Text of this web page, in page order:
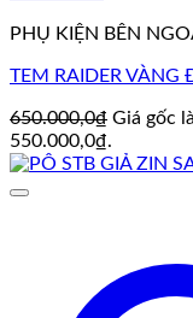
PHỤ KIỆN BÊN
TEM RAIDER VÀNG
650.000,0₫ Giá gốc
550.000,0₫.